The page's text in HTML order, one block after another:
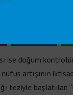
ise doğum
artışının
teziyle